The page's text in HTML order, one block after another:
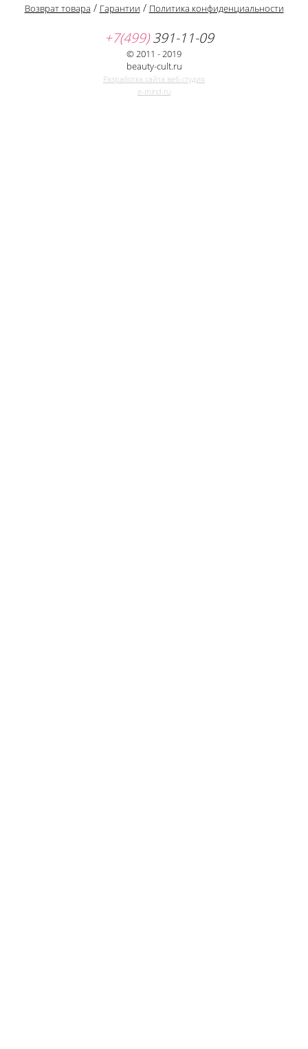
Возврат товара / Гарантии / Политика конфиденциальности
+7(499)391-11-09
© 2011 - 2019
beauty-cult.ru
Разработка сайта веб студия
e-mind.ru